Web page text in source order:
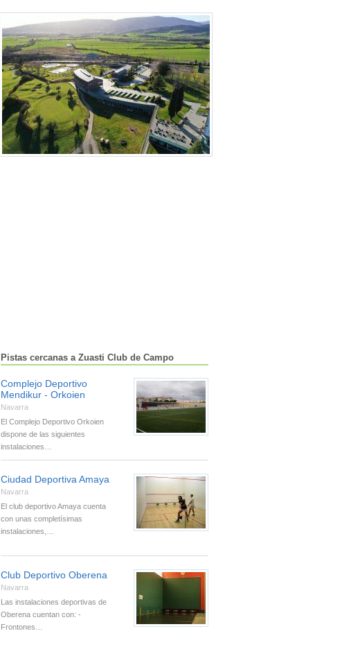
Pistas cercanas a Zuasti Club de Campo
Complejo Deportivo
Mendikur - Orkoien
Navarra
El Complejo Deportivo Orkoien
dispone de las siguientes
instalaciones…
Ciudad Deportiva Amaya
Navarra
El club deportivo Amaya cuenta
con unas completísimas
instalaciones,…
Club Deportivo Oberena
Navarra
Las instalaciones deportivas de
Oberena cuentan con: -
Frontones…